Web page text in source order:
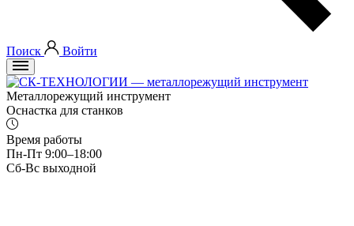
Поиск Войти
Металлорежущий инструмент
Оснастка для станков
Время работы
Пн-Пт 9:00–18:00
Сб-Вс выходной